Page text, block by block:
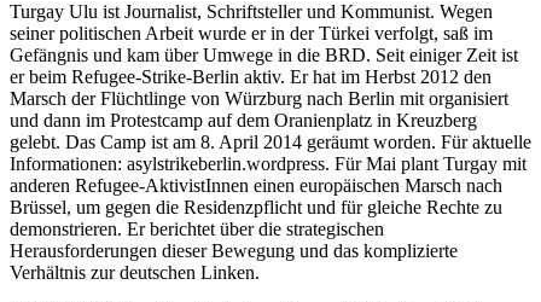
Turgay Ulu ist Journalist, Schriftsteller und Kommunist. Wegen
seiner politischen Arbeit wurde er in der Türkei verfolgt, saß im
Gefängnis und kam über Umwege in die BRD. Seit einiger Zeit ist
er beim Refugee-Strike-Berlin aktiv. Er hat im Herbst 2012 den
Marsch der Flüchtlinge von Würzburg nach Berlin mit organisiert
und dann im Protestcamp auf dem Oranienplatz in Kreuzberg
gelebt. Das Camp ist am 8. April 2014 geräumt worden. Für aktuelle
Informationen: asylstrikeberlin.wordpress. Für Mai plant Turgay mit
anderen Refugee-AktivistInnen einen europäischen Marsch nach
Brüssel, um gegen die Residenzpflicht und für gleiche Rechte zu
demonstrieren. Er berichtet über die strategischen
Herausforderungen dieser Bewegung und das komplizierte
Verhältnis zur deutschen Linken.